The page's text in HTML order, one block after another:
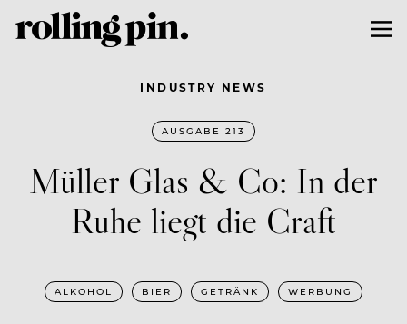
INDUSTRY NEWS
AUSGABE 213
Müller Glas & Co: In der
Ruhe liegt die Craft
ALKOHOL BIER GETRÄNK WERBUNG